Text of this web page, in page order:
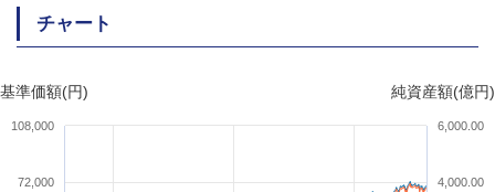
チャート
基準価額(円) 純資産額(億円)
72,000
108,000
4,000.00
6,000.00